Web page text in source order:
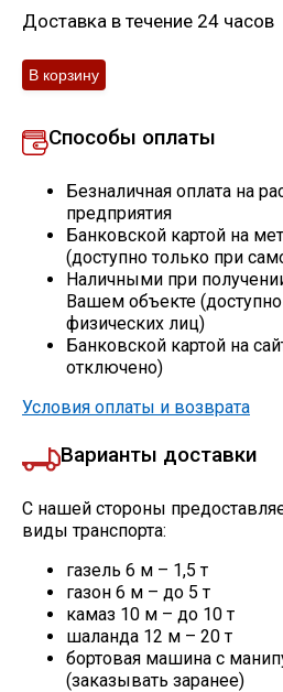
Доставка в течение 24 часов
Способы оплаты
Безналичная оплата на
предприятия
Банковской картой на
(доступно только при
Наличными при
Вашем объекте
физических лиц)
Банковской картой на
отключено)
Условия оплаты и возврата
Варианты доставки
С нашей стороны
виды транспорта:
газель 6 м – 1,5 т
газон 6 м – до 5 т
камаз 10 м – до 10 т
шаланда 12 м – 20 т
бортовая машина с
(заказывать заранее)